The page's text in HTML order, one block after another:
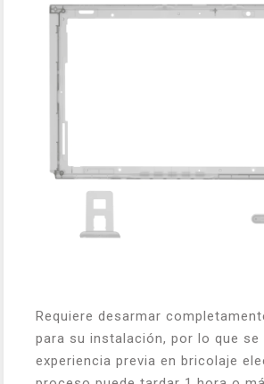
Requiere desarmar
para su instalación, por lo que se
experiencia previa en bricolaje